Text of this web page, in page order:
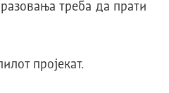
треба да прати
пројекат.